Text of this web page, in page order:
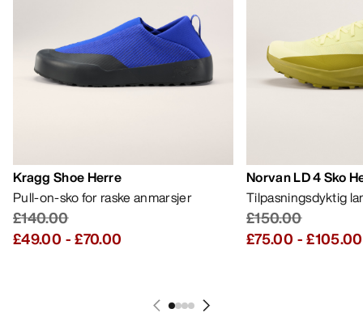
Kragg Shoe Herre
Pull-on-sko for raske anmarsjer
£140.00
£49.00 -£70.00
Norvan LD 4 Sko
Tilpasningsdyktig
£150.00
£75.00 -£105.00